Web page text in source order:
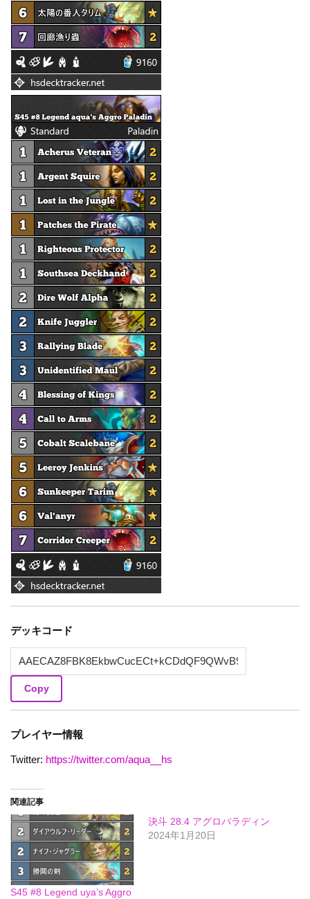
デッキコード
Copy
プレイヤー情報
Twitter: https://twitter.com/aqua__hs
関連記事
S45 #8 Legend uya’s Aggro
決斗 28.4 アグロパラディン
2024年1月20日